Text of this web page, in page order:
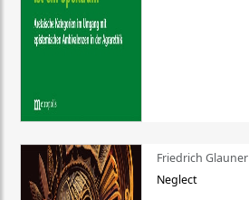
Friedrich Glauner
Neglect